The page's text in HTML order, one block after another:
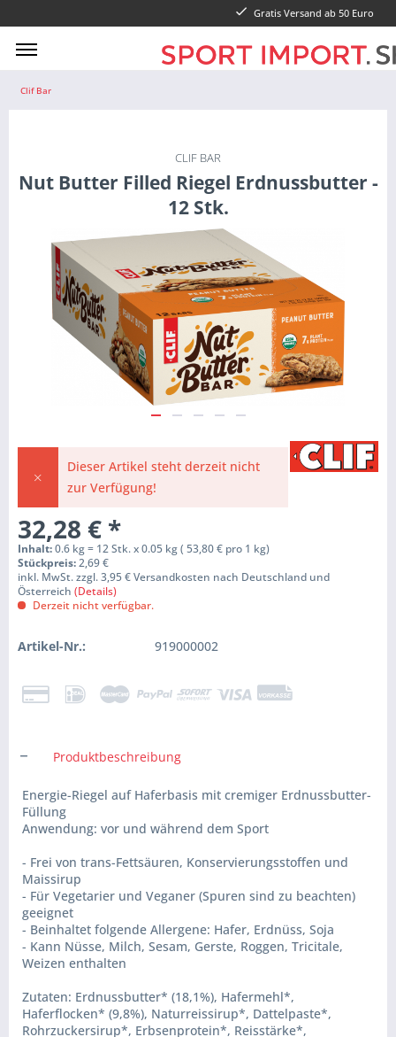
Gratis Versand ab 50 Euro
Clif Bar
CLIF BAR
Nut Butter Filled Riegel Erdnussbutter -
12 Stk.
Dieser Artikel steht derzeit nicht
zur Verfügung!
32,28 € *
Inhalt:0.6 kg = 12 Stk. x 0.05 kg ( 53,80 € pro 1 kg)
Stückpreis:2,69 €
inkl. MwSt. zzgl. 3,95 € Versandkosten nach Deutschland und
Österreich (Details)
Derzeit nicht verfügbar.
Artikel-Nr.: 919000002
Produktbeschreibung
Energie-Riegel auf Haferbasis mit cremiger Erdnussbutter-
Füllung
Anwendung: vor und während dem Sport
- Frei von trans-Fettsäuren, Konservierungsstoffen und
Maissirup
- Für Vegetarier und Veganer (Spuren sind zu beachten)
geeignet
- Beinhaltet folgende Allergene: Hafer, Erdnüss, Soja
- Kann Nüsse, Milch, Sesam, Gerste, Roggen, Tricitale,
Weizen enthalten
Zutaten: Erdnussbutter* (18,1%), Hafermehl*,
Haferflocken* (9,8%), Naturreissirup*, Dattelpaste*,
Rohrzuckersirup*, Erbsenprotein*, Reisstärke*,